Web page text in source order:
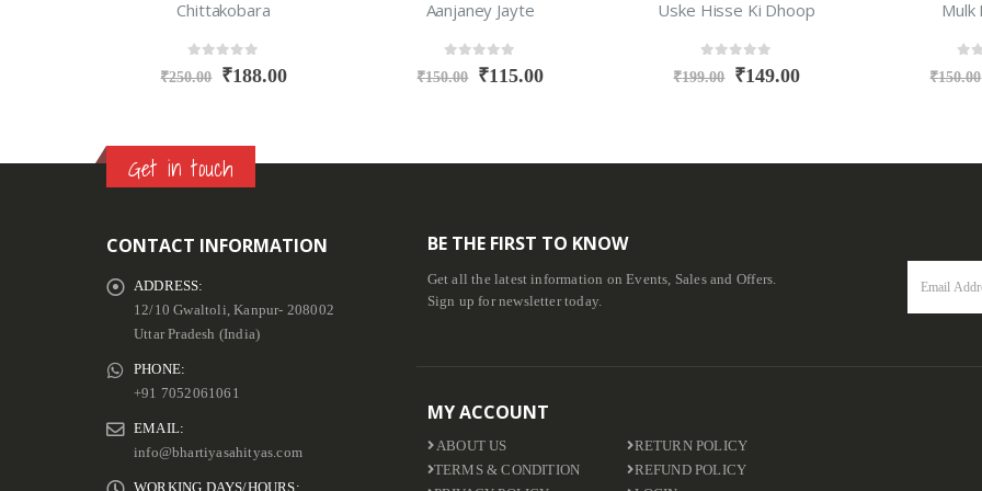
Aanjaney Jayte
out of 5
₹150.00 ₹115.00
Uske Hisse Ki Dhoop
out of 5
₹199.00 ₹149.00
Mulk Patkatha
out of 5
₹150.00 ₹111.00
Kalam Ka
₹399.00
Get in touch
CONTACT INFORMATION
ADDRESS:
12/10 Gwaltoli, Kanpur- 208002
Uttar Pradesh (India)
PHONE:
+91 7052061061
EMAIL:
info@bhartiyasahityas.com
BE THE FIRST TO KNOW
Get all the latest information on Events, Sales and Offers.
Sign up for newsletter today.
MY ACCOUNT
ABOUT US
TERMS & CONDITION
RETURN POLICY
REFUND POLICY